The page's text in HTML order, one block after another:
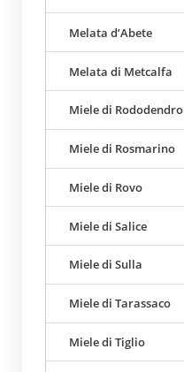
Melata d’Abete
Melata di Metcalfa
Miele di Rododendro
Miele di Rosmarino
Miele di Rovo
Miele di Salice
Miele di Sulla
Miele di Tarassaco
Miele di Tiglio